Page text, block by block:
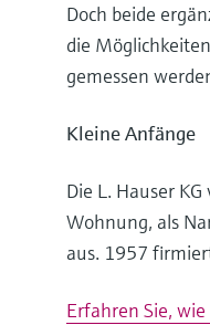
Doch beide
die
gemessen
Kleine Anfänge
Die L. Hauser
Wohnung, als
aus. 1957
Erfahren Sie,